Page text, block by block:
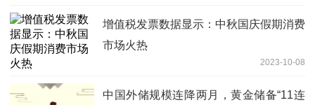
增值税发票数据显示：中秋国庆假期消费
市场火热
2023-10-08
中国外储规模连降两月，黄金储备“11连